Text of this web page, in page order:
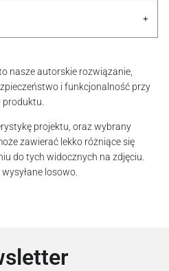
+
nasze autorskie rozwiązanie,
i funkcjonalność przy
projektu, oraz wybrany
zawierać lekko różniące się
do tych widocznych na zdjęciu.
losowo.